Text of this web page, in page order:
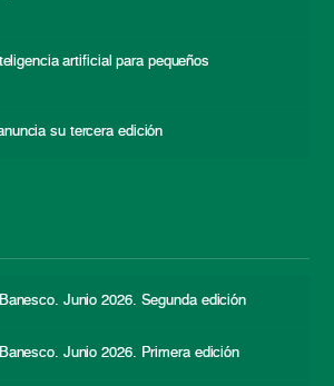
artificial para pequeños
su tercera edición
Junio 2026. Segunda edición
Junio 2026. Primera edición